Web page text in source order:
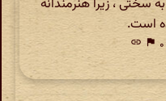
، زیرا هنرمندانه
است.
۰ flag
link